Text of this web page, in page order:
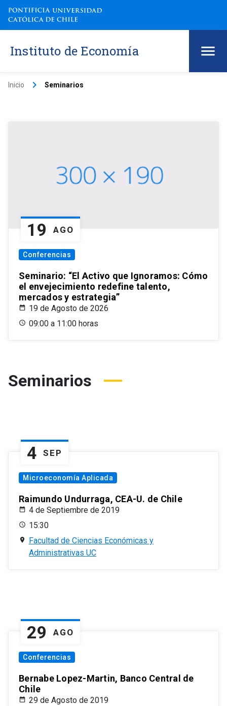
Instituto de Economía
Inicio keyboard_arrow_right Seminarios
19 AGO
Conferencias
Seminario: “El Activo que Ignoramos: Cómo
el envejecimiento redefine talento,
mercados y estrategia”
19 de Agosto de 2026
09:00 a 11:00 horas
Seminarios
4 SEP
Microeconomía Aplicada
Raimundo Undurraga, CEA-U. de Chile
4 de Septiembre de 2019
15:30
Facultad de Ciencias Económicas y
Administrativas UC
29 AGO
Conferencias
Bernabe Lopez-Martin, Banco Central de
Chile
29 de Agosto de 2019